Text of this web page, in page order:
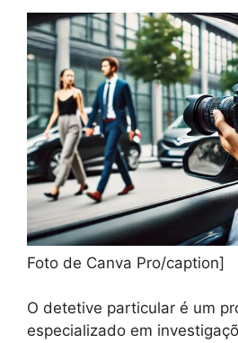
Foto de Canva Pro/caption]
O detetive particular é um
especializado em